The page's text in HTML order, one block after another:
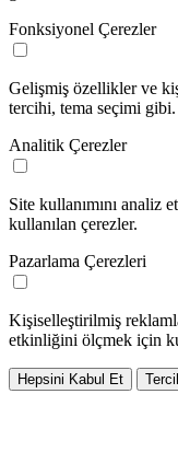
Fonksiyonel Çerezler
Gelişmiş özellikler ve
tercihi, tema seçimi gibi.
Analitik Çerezler
Site kullanımını analiz
kullanılan çerezler.
Pazarlama Çerezleri
Kişiselleştirilmiş
etkinliğini ölçmek için
Hepsini Kabul Et